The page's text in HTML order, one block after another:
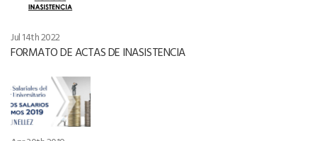
Jul 14th 2022
FORMATO DE ACTAS DE INASISTENCIA